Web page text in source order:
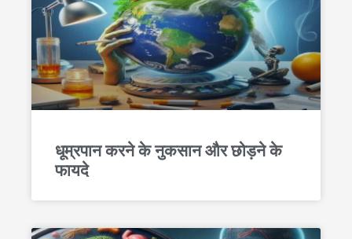
धूम्रपान करने के नुकसान और छोड़ने के
फायदे